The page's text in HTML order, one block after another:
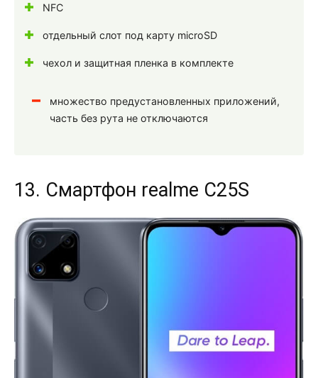
NFC
отдельный слот под карту microSD
чехол и защитная пленка в комплекте
множество предустановленных приложений,
часть без рута не отключаются
13. Смартфон realme C25S